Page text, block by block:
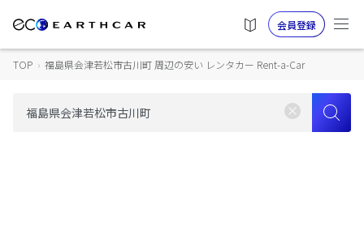
会員登録
TOP › 福島県会津若松市古川町 周辺の安い レンタカー Rent-a-Car